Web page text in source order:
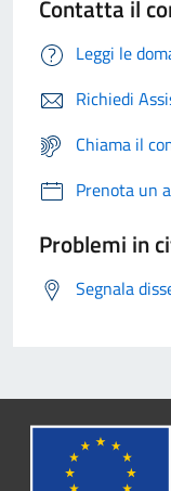
Contatta il
Leggi le
Richiedi
Chiama il
Prenota un
Problemi in
Segnala